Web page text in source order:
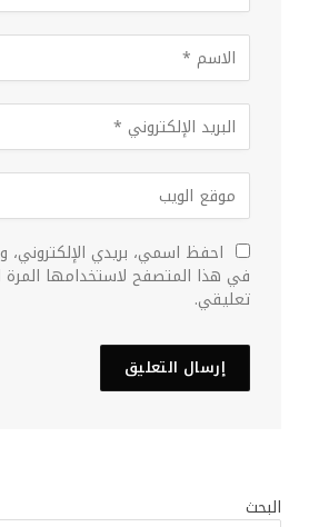
احفظ اسمي، بريدي الإلكتروني،
في هذا المتصفح لاستخدامها المرة
تعليقي.
البحث